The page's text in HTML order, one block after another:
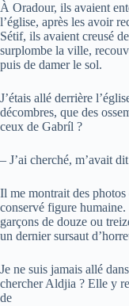
À Oradour, ils avaient
l’église, après les avoir
Sétif, ils avaient creusé
surplombe la ville,
puis de damer le sol.
J’étais allé derrière
décombres, que des
ceux de Gabríl ?
– J’ai cherché, m’avait
Il me montrait des
conservé figure humaine.
garçons de douze ou
un dernier sursaut
Je ne suis jamais allé
chercher Aldjia ? Elle y
de